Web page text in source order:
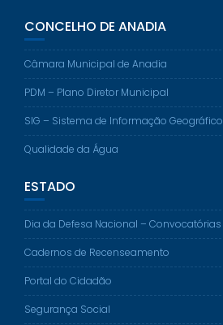
CONCELHO DE ANADIA
Câmara Municipal de Anadia
PDM – Plano Diretor Municipal
SIG – Sistema de Informação Geográfico
Qualidade da Água
ESTADO
Dia da Defesa Nacional – Convocatórias
Cadernos de Recenseamento
Portal do Cidadão
Segurança Social